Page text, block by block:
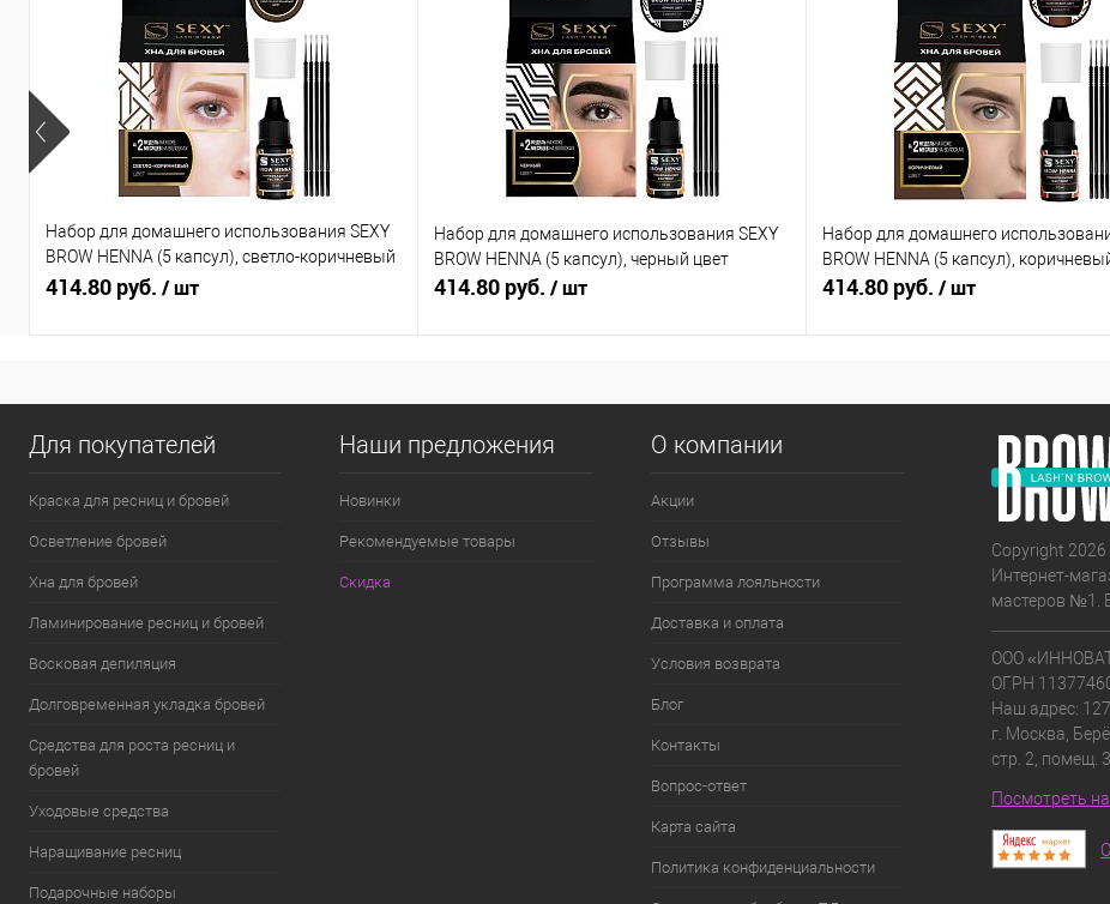
Набор для домашнего использования SEXY
BROW HENNA (5 капсул), светло-коричневый
цвет
414.80 руб. / шт
Набор для домашнего использования SEXY
BROW HENNA (5 капсул), черный цвет
414.80 руб. / шт
Набор для домашнего
BROW HENNA (5 капсул),
414.80 руб. / шт
Для покупателей
Краска для ресниц и бровей
Осветление бровей
Хна для бровей
Ламинирование ресниц и бровей
Восковая депиляция
Долговременная укладка бровей
Средства для роста ресниц и
бровей
Уходовые средства
Наращивание ресниц
Подарочные наборы
Наши предложения
Новинки
Рекомендуемые товары
Скидка
О компании
Акции
Отзывы
Программа лояльности
Доставка и оплата
Условия возврата
Блог
Контакты
Вопрос-ответ
Карта сайта
Политика конфиденциальности
Copyright
Интернет-
мастеров №1.
ООО
ОГРН
Наш адрес:
г. Москва,
стр. 2, помещ.
Посмотреть на